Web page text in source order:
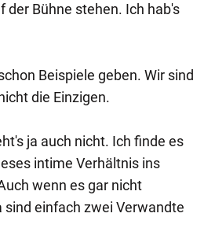
der Bühne stehen. Ich hab's
Beispiele geben. Wir sind
die Einzigen.
ja auch nicht. Ich finde es
intime Verhältnis ins
wenn es gar nicht
einfach zwei Verwandte